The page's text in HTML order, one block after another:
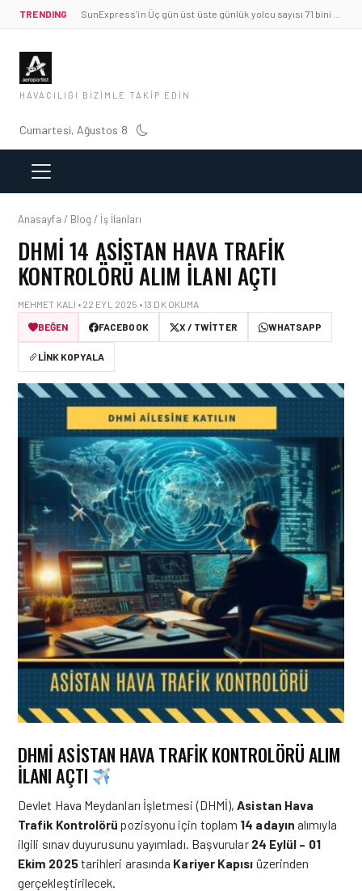
TRENDING
HAVACILIĞI BIZIMLE TAKIP EDIN
Cumartesi, Ağustos 8
Anasayfa / Blog / İş İlanları
DHMİ 14 ASISTAN HAVA TRAFIK
KONTROLÖRÜ ALIM İLANI AÇTI
MEHMET KALI • 22 EYL 2025 • 13 DK OKUMA
BEĞEN
FACEBOOK X / TWITTER WHATSAPP
LINK KOPYALA
DHMİ ASİSTAN HAVA TRAFİK KONTROLÖRÜ ALIM
İLANI AÇTI
Devlet Hava Meydanları İşletmesi (DHMİ),Asistan Hava
Trafik Kontrolörü pozisyonu için toplam 14 adayın alımıyla
ilgili sınav duyurusunu yayımladı. Başvurular 24 Eylül – 01
Ekim 2025tarihleri arasında Kariyer Kapısı üzerinden
gerçekleştirilecek.